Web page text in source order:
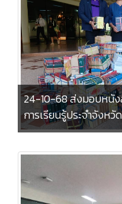
24-10-68 ส่งมอบหนัง
การเรียนรู้ประจำจังหวั